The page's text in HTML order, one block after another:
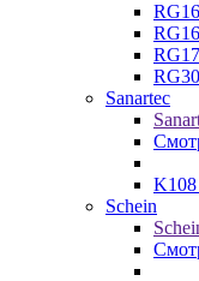
RG16
Sanartec
K108
Schein